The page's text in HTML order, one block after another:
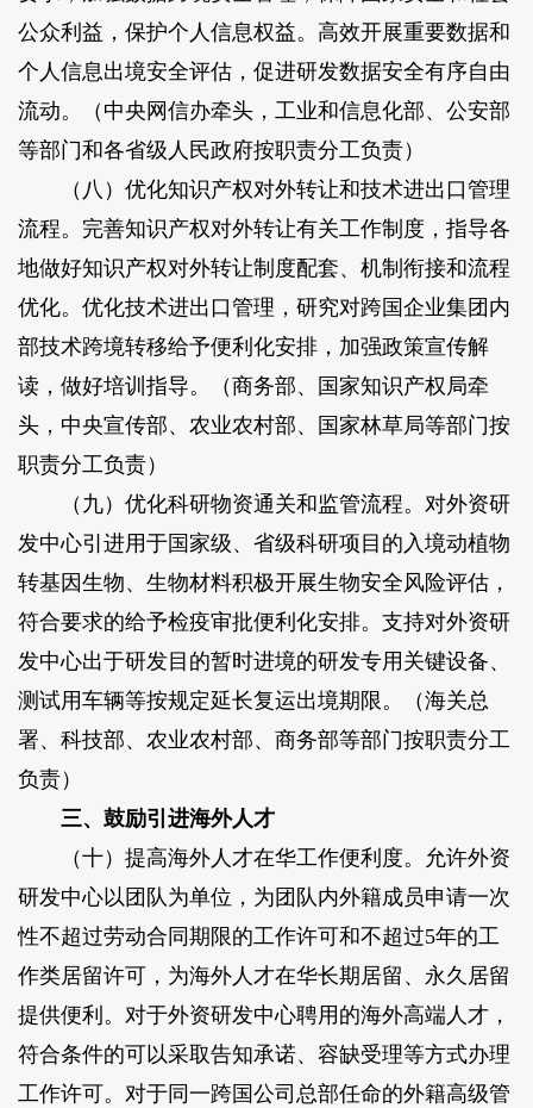
公众利益，保护个人信息权益。高效开展重要数据和
个人信息出境安全评估，促进研发数据安全有序自由
流动。（中央网信办牵头，工业和信息化部、公安部
等部门和各省级人民政府按职责分工负责）
（八）优化知识产权对外转让和技术进出口管理
流程。完善知识产权对外转让有关工作制度，指导各
地做好知识产权对外转让制度配套、机制衔接和流程
优化。优化技术进出口管理，研究对跨国企业集团内
部技术跨境转移给予便利化安排，加强政策宣传解
读，做好培训指导。（商务部、国家知识产权局牵
头，中央宣传部、农业农村部、国家林草局等部门按
职责分工负责）
（九）优化科研物资通关和监管流程。对外资研
发中心引进用于国家级、省级科研项目的入境动植物
转基因生物、生物材料积极开展生物安全风险评估，
符合要求的给予检疫审批便利化安排。支持对外资研
发中心出于研发目的暂时进境的研发专用关键设备、
测试用车辆等按规定延长复运出境期限。（海关总
署、科技部、农业农村部、商务部等部门按职责分工
负责）
三、鼓励引进海外人才
（十）提高海外人才在华工作便利度。允许外资
研发中心以团队为单位，为团队内外籍成员申请一次
性不超过劳动合同期限的工作许可和不超过5年的工
作类居留许可，为海外人才在华长期居留、永久居留
提供便利。对于外资研发中心聘用的海外高端人才，
符合条件的可以采取告知承诺、容缺受理等方式办理
工作许可。对于同一跨国公司总部任命的外籍高级管